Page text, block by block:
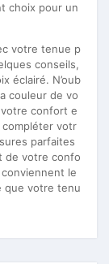
choix pour un
votre tenue p
conseils,
éclairé. N’oub
couleur de vo
confort e
votr
parfaites
de votre confo
le
que votre tenu